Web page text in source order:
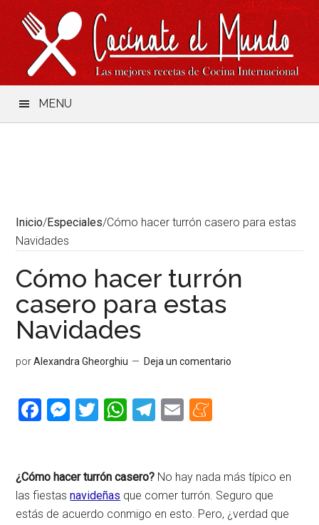
Saltar
contenido
secondary
Saltar
lateral
principal
Saltar
página
MENU
Inicio/Especiales/Cómo hacer turrón casero para estas
Navidades
Cómo hacer turrón
casero para estas
Navidades
porAlexandra Gheorghiu Deja un comentario
Facebook
Messenger
Twitter
WhatsApp
Telegram
Email
¿Cómo hacer turrón casero? No hay nada más típico en
las fiestasnavideñas que comer turrón. Seguro que
estás de acuerdo conmigo en esto. Pero, ¿verdad que